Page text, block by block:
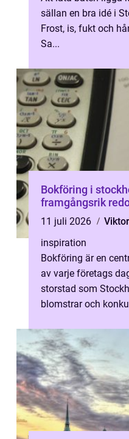
sällan en bra idé i
Frost, is, fukt och
Sa...
Bokföring i
framgångsrik
11 juli 2026
inspiration
Bokföring är en
av varje företags
storstad som
blomstrar och